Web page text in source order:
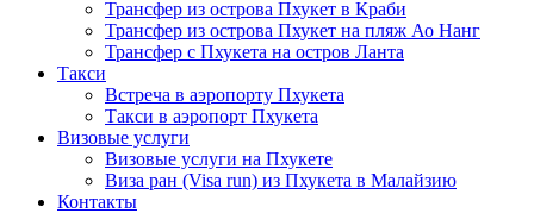
Трансфер из острова Пхукет в Краби
Трансфер из острова Пхукет на пляж Ао Нанг
Трансфер с Пхукета на остров Ланта
Такси
Встреча в аэропорту Пхукета
Такси в аэропорт Пхукета
Визовые услуги
Визовые услуги на Пхукете
Виза ран (Visa run) из Пхукета в Малайзию
Контакты